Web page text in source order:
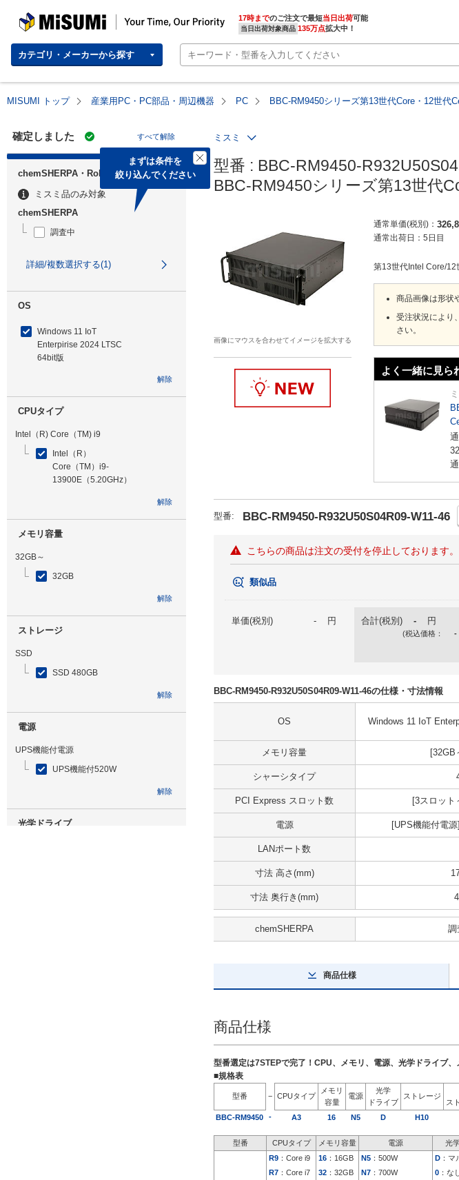
MISUMI | Your Time, Our Priority 17時までのご注文で最短当日出荷
当日出荷対象商品 135万点拡大中！
カテゴリ・メーカーから探す
MISUMI トップ 産業用PC・PC部品・周辺機器 PC BBC-RM9450シリーズ第13世代Core・12世代
確定しました すべて解除
まずは条件を
絞り込んでください
chemSHERPA・RoHS
ミスミ品のみ対象
chemSHERPA
調査中
詳細/複数選択する(1)
OS
Windows 11 IoT
Enterpirise 2024 LTSC
64bit版
解除
CPUタイプ
Intel（R) Core（TM) i9
Intel（R）
Core（TM）i9-
13900E（5.20GHz）
解除
メモリ容量
32GB～
32GB
解除
ストレージ
SSD
SSD 480GB
解除
電源
UPS機能付電源
UPS機能付520W
解除
光学ドライブ
ミスミ
型番 : BBC-RM9450-
BBC-RM9450シリーズ第13世代
画像にマウスを合わせてイメージを拡大する
通常単価(税別)
通常出荷日： 5日目
第13世代Intel Core/12
商品画像は形状
受注状況により
さい。
よく一緒に見ら
型番: BBC-RM9450-R932U50S04R09-W11-46
こちらの商品は注文の受付を停止しております
類似品
単価(税別) - 円 合計(税別) - 円
(税込価格： -
BBC-RM9450-R932U50S04R09-W11-46の仕様・寸法情報
OS Windows 11 IoT
メモリ容量 [32GB
シャーシタイプ
PCI Express スロット数 [3スロット
電源 [UPS機能付電
LANポート数
寸法 高さ(mm)
寸法 奥行き(mm)
chemSHERPA 調
商品仕様
商品仕様
型番選定は7STEPで完了！CPU、メモリ、電源、光学ドライブ
■規格表
型番 − CPUタイプ
メモリ
容量
電源
光学
ドライブ
ストレージ
ス
BBC-RM9450 - A3 16 N5 D H10
型番 CPUタイプ メモリ容量 電源 光
R9 ：Core i9 16 ：16GB N5 ：500W D ：
R7 ：Core i7 32 ：32GB N7 ：700W 0 ：な